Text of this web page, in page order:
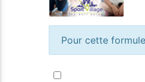
Pour cette